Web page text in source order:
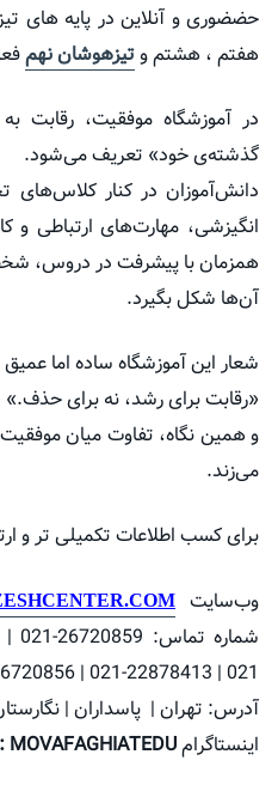
حضضوری و آنلاین در پایه های
هفتم ، هشتم و تیزهوشان نهم
در آموزشگاه موفقیت، رقابت
گذشته‌ی خود» تعریف می‌شود.
دانش‌آموزان در کنار
انگیزشی، مهارت‌های ارتباطی و
همزمان با پیشرفت در دروس،
آن‌ها شکل بگیرد.
شعار این آموزشگاه ساده اما
«رقابت برای رشد، نه برای حذف.»
و همین نگاه، تفاوت میان
می‌زند.
برای کسب اطلاعات تکمیلی تر و
وب‌سایت
021 | 22878413-021 | 26720856-021
آدرس: تهران | پاسداران |
اینستاگرامMOVAFAGHIATEDU :